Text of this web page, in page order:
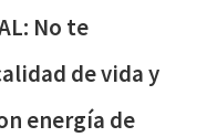
No te
de vida y
energía de